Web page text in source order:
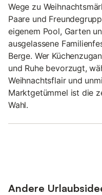
Wege zu
Paare und
eigenem Pool, Garten
ausgelassene
Berge. Wer
und Ruhe bevorzugt,
Weihnachtsflair und
Marktgetümmel ist die
Wahl.
Andere